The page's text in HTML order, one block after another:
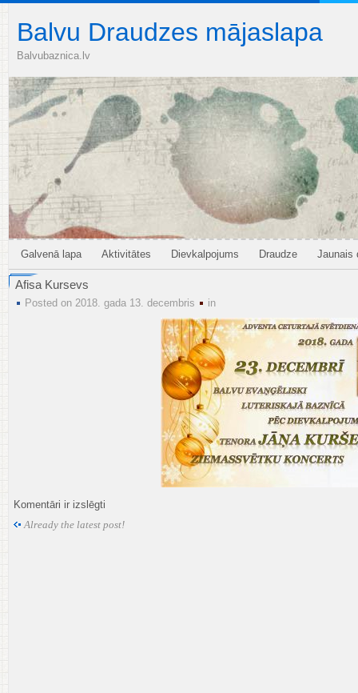
Balvu Draudzes mājaslapa
Balvubaznica.lv
Galvenā lapa Aktivitātes Dievkalpojums Draudze Jaunais
Afisa Kursevs
Posted on 2018. gada 13. decembris in
Komentāri ir izslēgti
Already the latest post!